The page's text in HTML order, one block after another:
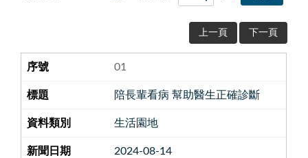
上一頁 下一頁
01
陪長輩看病 幫助醫生正確診斷
生活園地
2024-08-14